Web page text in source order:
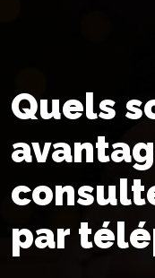
Quels
par